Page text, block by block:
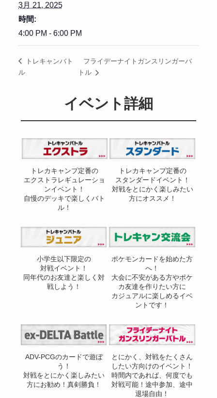
3月 21, 2025
時間:
4:00 PM - 6:00 PM
トレキャンバト
ル
フライデーナイトガンスリンガーバ
トル
イベント詳細
トレカキャンプ定番の
エクストラレギュレーショ
ンイベント！
自慢のデッキで楽しくバト
ル！
トレカキャンプ定番の
スタンダードイベント！
対戦をとにかく楽しみたい
方にオススメ！
小学生以下限定の
対戦イベント！
同年代のお友達と楽しく対
戦しよう！
ポケモンカードを始めた方
へ！
大会に不安がある方やポケ
カ友達を作りたい方に
カジュアルに楽しめるイベ
ントです！
ADV-PCGのカードで遊ぼ
う！
対戦をとにかく楽しみたい
方にお勧め！真剣勝負！
とにかく、対戦をたくさん
したい方向けのイベント！
時間内であれば、何度でも
対戦可能！途中参加、途中
退場自由！